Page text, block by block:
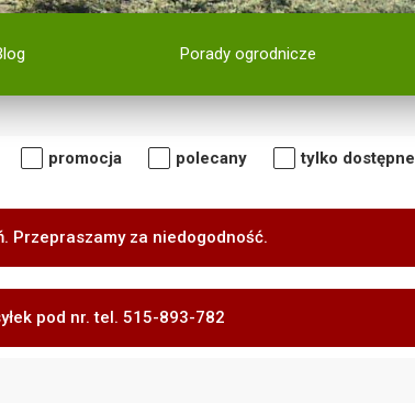
Porady ogrodnicze
promocja polecany tylko dostępne
Przepraszamy za niedogodność.
pod nr. tel. 515-893-782